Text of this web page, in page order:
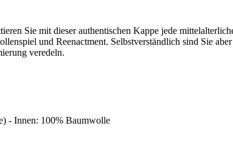
Sie mit dieser authentischen Kappe jede
und Reenactment. Selbstverständlich sind Sie
veredeln.
- Innen: 100% Baumwolle